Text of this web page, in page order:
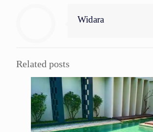
Widara
Related posts